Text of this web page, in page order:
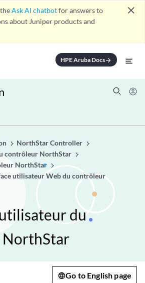
Ask AI chatbotfor answers to
about Juniper products and
close
HPE Aruba Docsarrow_forward
NorthStar Controller
contrôleur NorthStar
NorthStar
utilisateur Web du contrôleur
du
Go to English page